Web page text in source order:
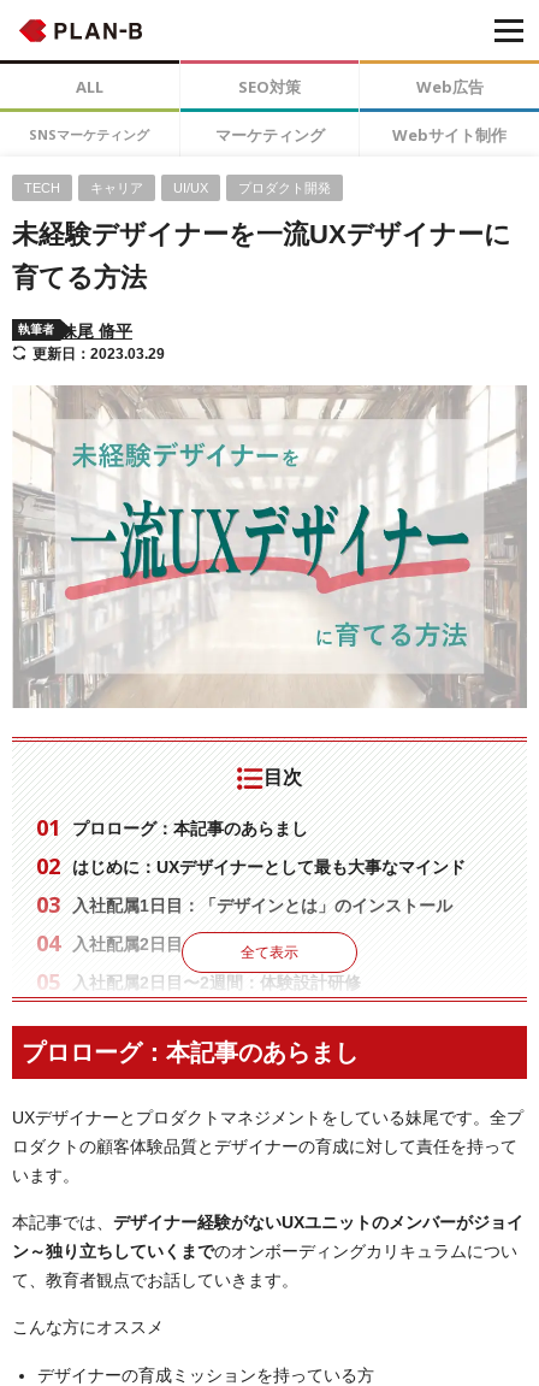
ALL SEO対策 Web広告
SNSマーケティング マーケティング Webサイト制作
TECH キャリア UI/UX プロダクト開発
未経験デザイナーを一流UXデザイナーに
育てる方法
執筆者 妹尾 脩平
更新日：2023.03.29
目次
プロローグ：本記事のあらまし
はじめに：UXデザイナーとして最も大事なマインド
入社配属1日目：「デザインとは」のインストール
入社配属2日目〜：体験設計研修開始
入社配属2日目〜2週間：体験設計研修
モノをぶつけて、「意見」ではなく「行動」を見させる
入社3週間～：実プロダクトで実践
ユーザーに画面を当ててもらう
験になっているか」観点で重点的にフィードバック
さいごに
全て表示
プロローグ：本記事のあらまし
UXデザイナーとプロダクトマネジメントをしている妹尾です。全プ
ロダクトの顧客体験品質とデザイナーの育成に対して責任を持って
います。
本記事では、 デザイナー経験がないUXユニットのメンバーがジョイ
ン～独り立ちしていくまでのオンボーディングカリキュラムについ
て、教育者観点でお話していきます。
こんな方にオススメ
デザイナーの育成ミッションを持っている方